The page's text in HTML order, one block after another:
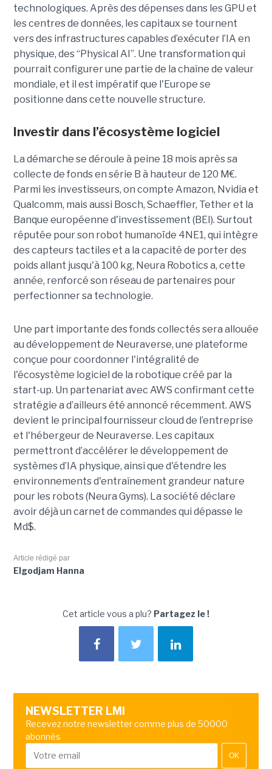
technologiques. Après des dépenses dans les GPU et
les centres de données, les capitaux se tournent
vers des infrastructures capables d’exécuter l’IA en
physique, des “Physical AI”. Une transformation qui
pourrait configurer une partie de la chaîne de valeur
mondiale, et il est impératif que l'Europe se
positionne dans cette nouvelle structure.
Investir dans l’écosystème logiciel
La démarche se déroule à peine 18 mois après sa
collecte de fonds en série B à hauteur de 120 M€.
Parmi les investisseurs, on compte Amazon, Nvidia et
Qualcomm, mais aussi Bosch, Schaeffler, Tether et la
Banque européenne d'investissement (BEI). Surtout
réputée pour son robot humanoïde 4NE1, qui intègre
des capteurs tactiles et a la capacité de porter des
poids allant jusqu'à 100 kg, Neura Robotics a, cette
année, renforcé son réseau de partenaires pour
perfectionner sa technologie.
Une part importante des fonds collectés sera allouée
au développement de Neuraverse, une plateforme
conçue pour coordonner l'intégralité de
l'écosystème logiciel de la robotique créé par la
start-up. Un partenariat avec AWS confirmant cette
stratégie a d’ailleurs été annoncé récemment. AWS
devient le principal fournisseur cloud de l’entreprise
et l'hébergeur de Neuraverse. Les capitaux
permettront d’accélérer le développement de
systèmes d’IA physique, ainsi que d'étendre les
environnements d'entraînement grandeur nature
pour les robots (Neura Gyms). La société déclare
avoir déjà un carnet de commandes qui dépasse le
Md$.
Article rédigé par
Elgodjam Hanna
Cet article vous a plu? Partagez le !
NEWSLETTER LMI
Recevez notre newsletter comme plus de 50000
abonnés
OK